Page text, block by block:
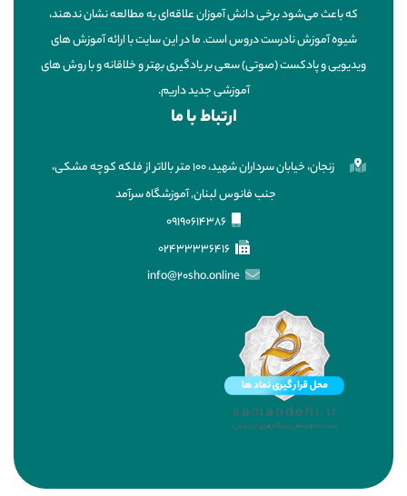
که باعث می‌شود برخی دانش آموزان علاقه‌ای به مطالعه نشان ندهند،
شیوه آموزش نادرست دروس است. ما در این سایت با ارائه آموزش های
ویدیویی و پادکست (صوتی) سعی بر یادگیری بهتر و خلاقانه و با روش های
آموزشی جدید داریم.
ارتباط با ما
زنجان، خیابان سرداران شهید، ۱۰۰ متر بالاتر از فلکه کوچه مشکی،
جنب فانوس لبنان, آموزشگاه سرآمد
02433336416